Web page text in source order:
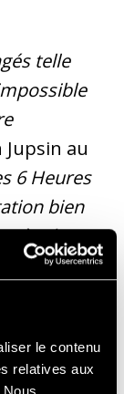
le contenu
relatives aux
telle
au
6 Heures
bien
de
Bas,
une
de batailles